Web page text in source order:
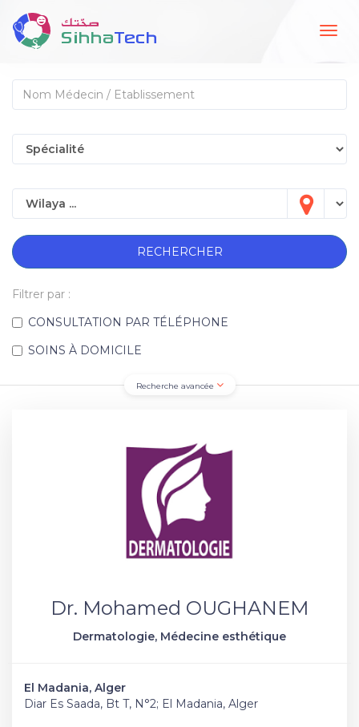
RECHERCHER
Filtrer par :
CONSULTATION PAR TÉLÉPHONE
SOINS À DOMICILE
Recherche avancée
Dr. Mohamed OUGHANEM
Dermatologie, Médecine esthétique
El Madania, Alger
Diar Es Saada, Bt T, N°2; El Madania, Alger